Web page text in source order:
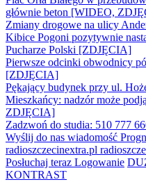
głównie beton [WIDEO,
Zmiany drogowe na ulicy
Kibice Pogoni pozytywnie
Pucharze Polski [ZDJĘCIA]
Pierwsze odcinki obwodnicy
[ZDJĘCIA]
Pękający budynek przy ul.
Mieszkańcy: nadzór może
ZDJĘCIA]
Zadzwoń do studia: 510 777
Wyślij do nas wiadomość
radioszczecinextra.pl
Posłuchaj teraz Logowanie
KONTRAST